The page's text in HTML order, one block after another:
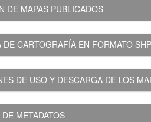
DE MAPAS PUBLICADOS
DE CARTOGRAFÍA EN FORMATO SHP
DE USO Y DESCARGA DE LOS
METADATOS